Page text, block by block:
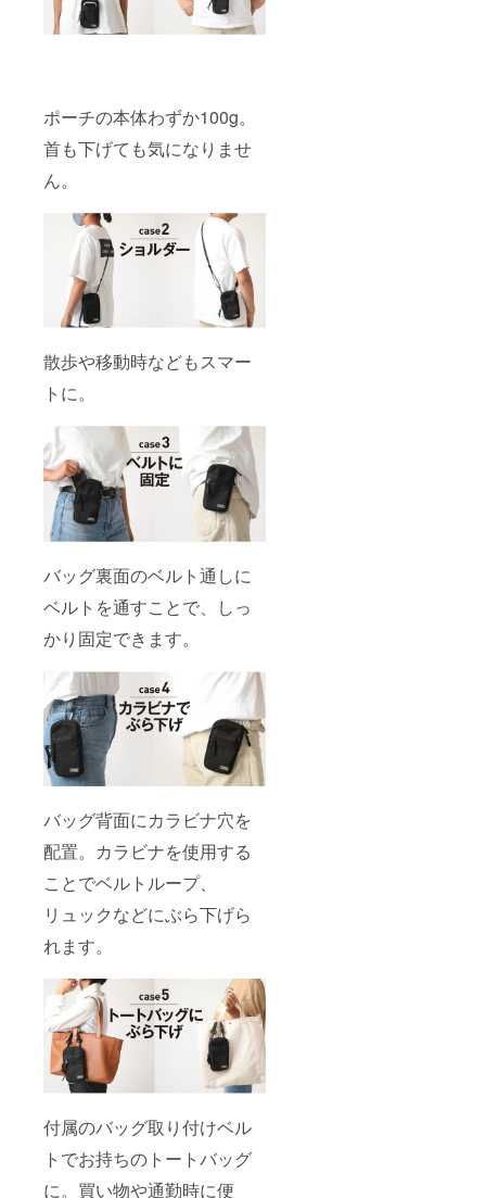
ポーチの本体わずか100g。
首も下げても気になりませ
ん。
散歩や移動時などもスマー
トに。
バッグ裏面のベルト通しに
ベルトを通すことで、しっ
かり固定できます。
バッグ背面にカラビナ穴を
配置。カラビナを使用する
ことでベルトループ、
リュックなどにぶら下げら
れます。
付属のバッグ取り付けベル
トでお持ちのトートバッグ
に。買い物や通勤時に便